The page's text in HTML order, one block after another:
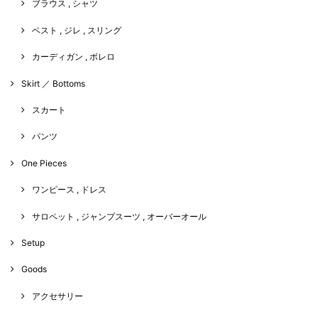
ブラウス , シャツ
ベスト , ジレ , スリング
カーディガン , ボレロ
Skirt ／ Bottoms
スカート
パンツ
One Pieces
ワンピース , ドレス
サロペット , ジャンプスーツ , オーバーオール
Setup
Goods
アクセサリー